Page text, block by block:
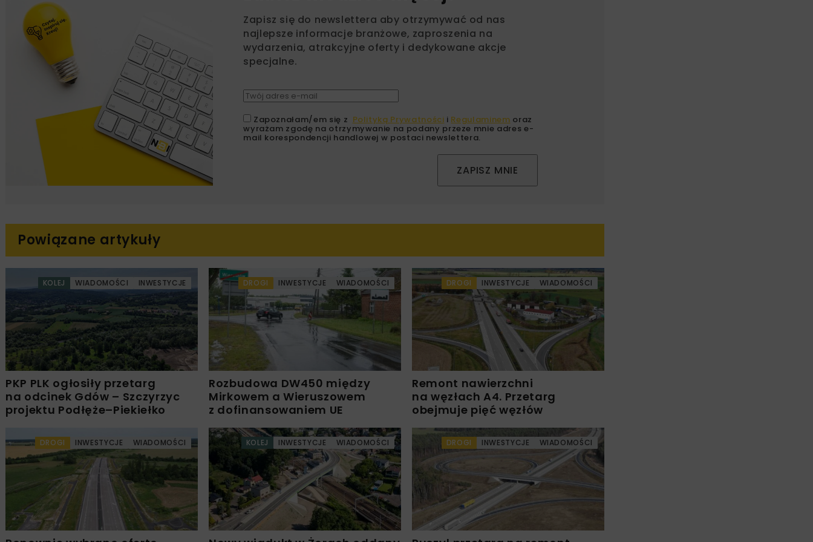
Zapisz się do newslettera aby otrzymywać od nas
najlepsze informacje branżowe, zaproszenia na
wydarzenia, atrakcyjne oferty i dedykowane akcje
specjalne.
Zapoznałam/em się z Polityką Prywatności i Regulaminem oraz
wyrażam zgodę na otrzymywanie na podany przeze mnie adres e-
mail korespondencji handlowej w postaci newslettera.
ZAPISZ MNIE
Powiązane artykuły
KOLEJ WIADOMOŚCI INWESTYCJE
PKP PLK ogłosiły przetarg
na odcinek Gdów – Szczyrzyc
projektu Podłęże–Piekiełko
DROGI INWESTYCJE WIADOMOŚCI
Rozbudowa DW450 między
Mirkowem a Wieruszowem
z dofinansowaniem UE
DROGI INWESTYCJE WIADOMOŚCI
Remont nawierzchni
na węzłach A4. Przetarg
obejmuje pięć węzłów
DROGI INWESTYCJE WIADOMOŚCI KOLEJ INWESTYCJE WIADOMOŚCI DROGI INWESTYCJE WIADOMOŚCI